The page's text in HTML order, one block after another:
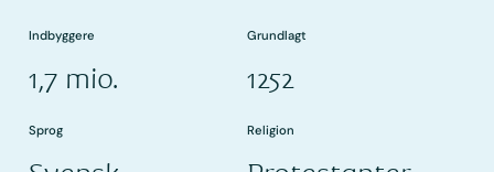
Indbyggere
1,7 mio.
Grundlagt
1252
Sprog Religion